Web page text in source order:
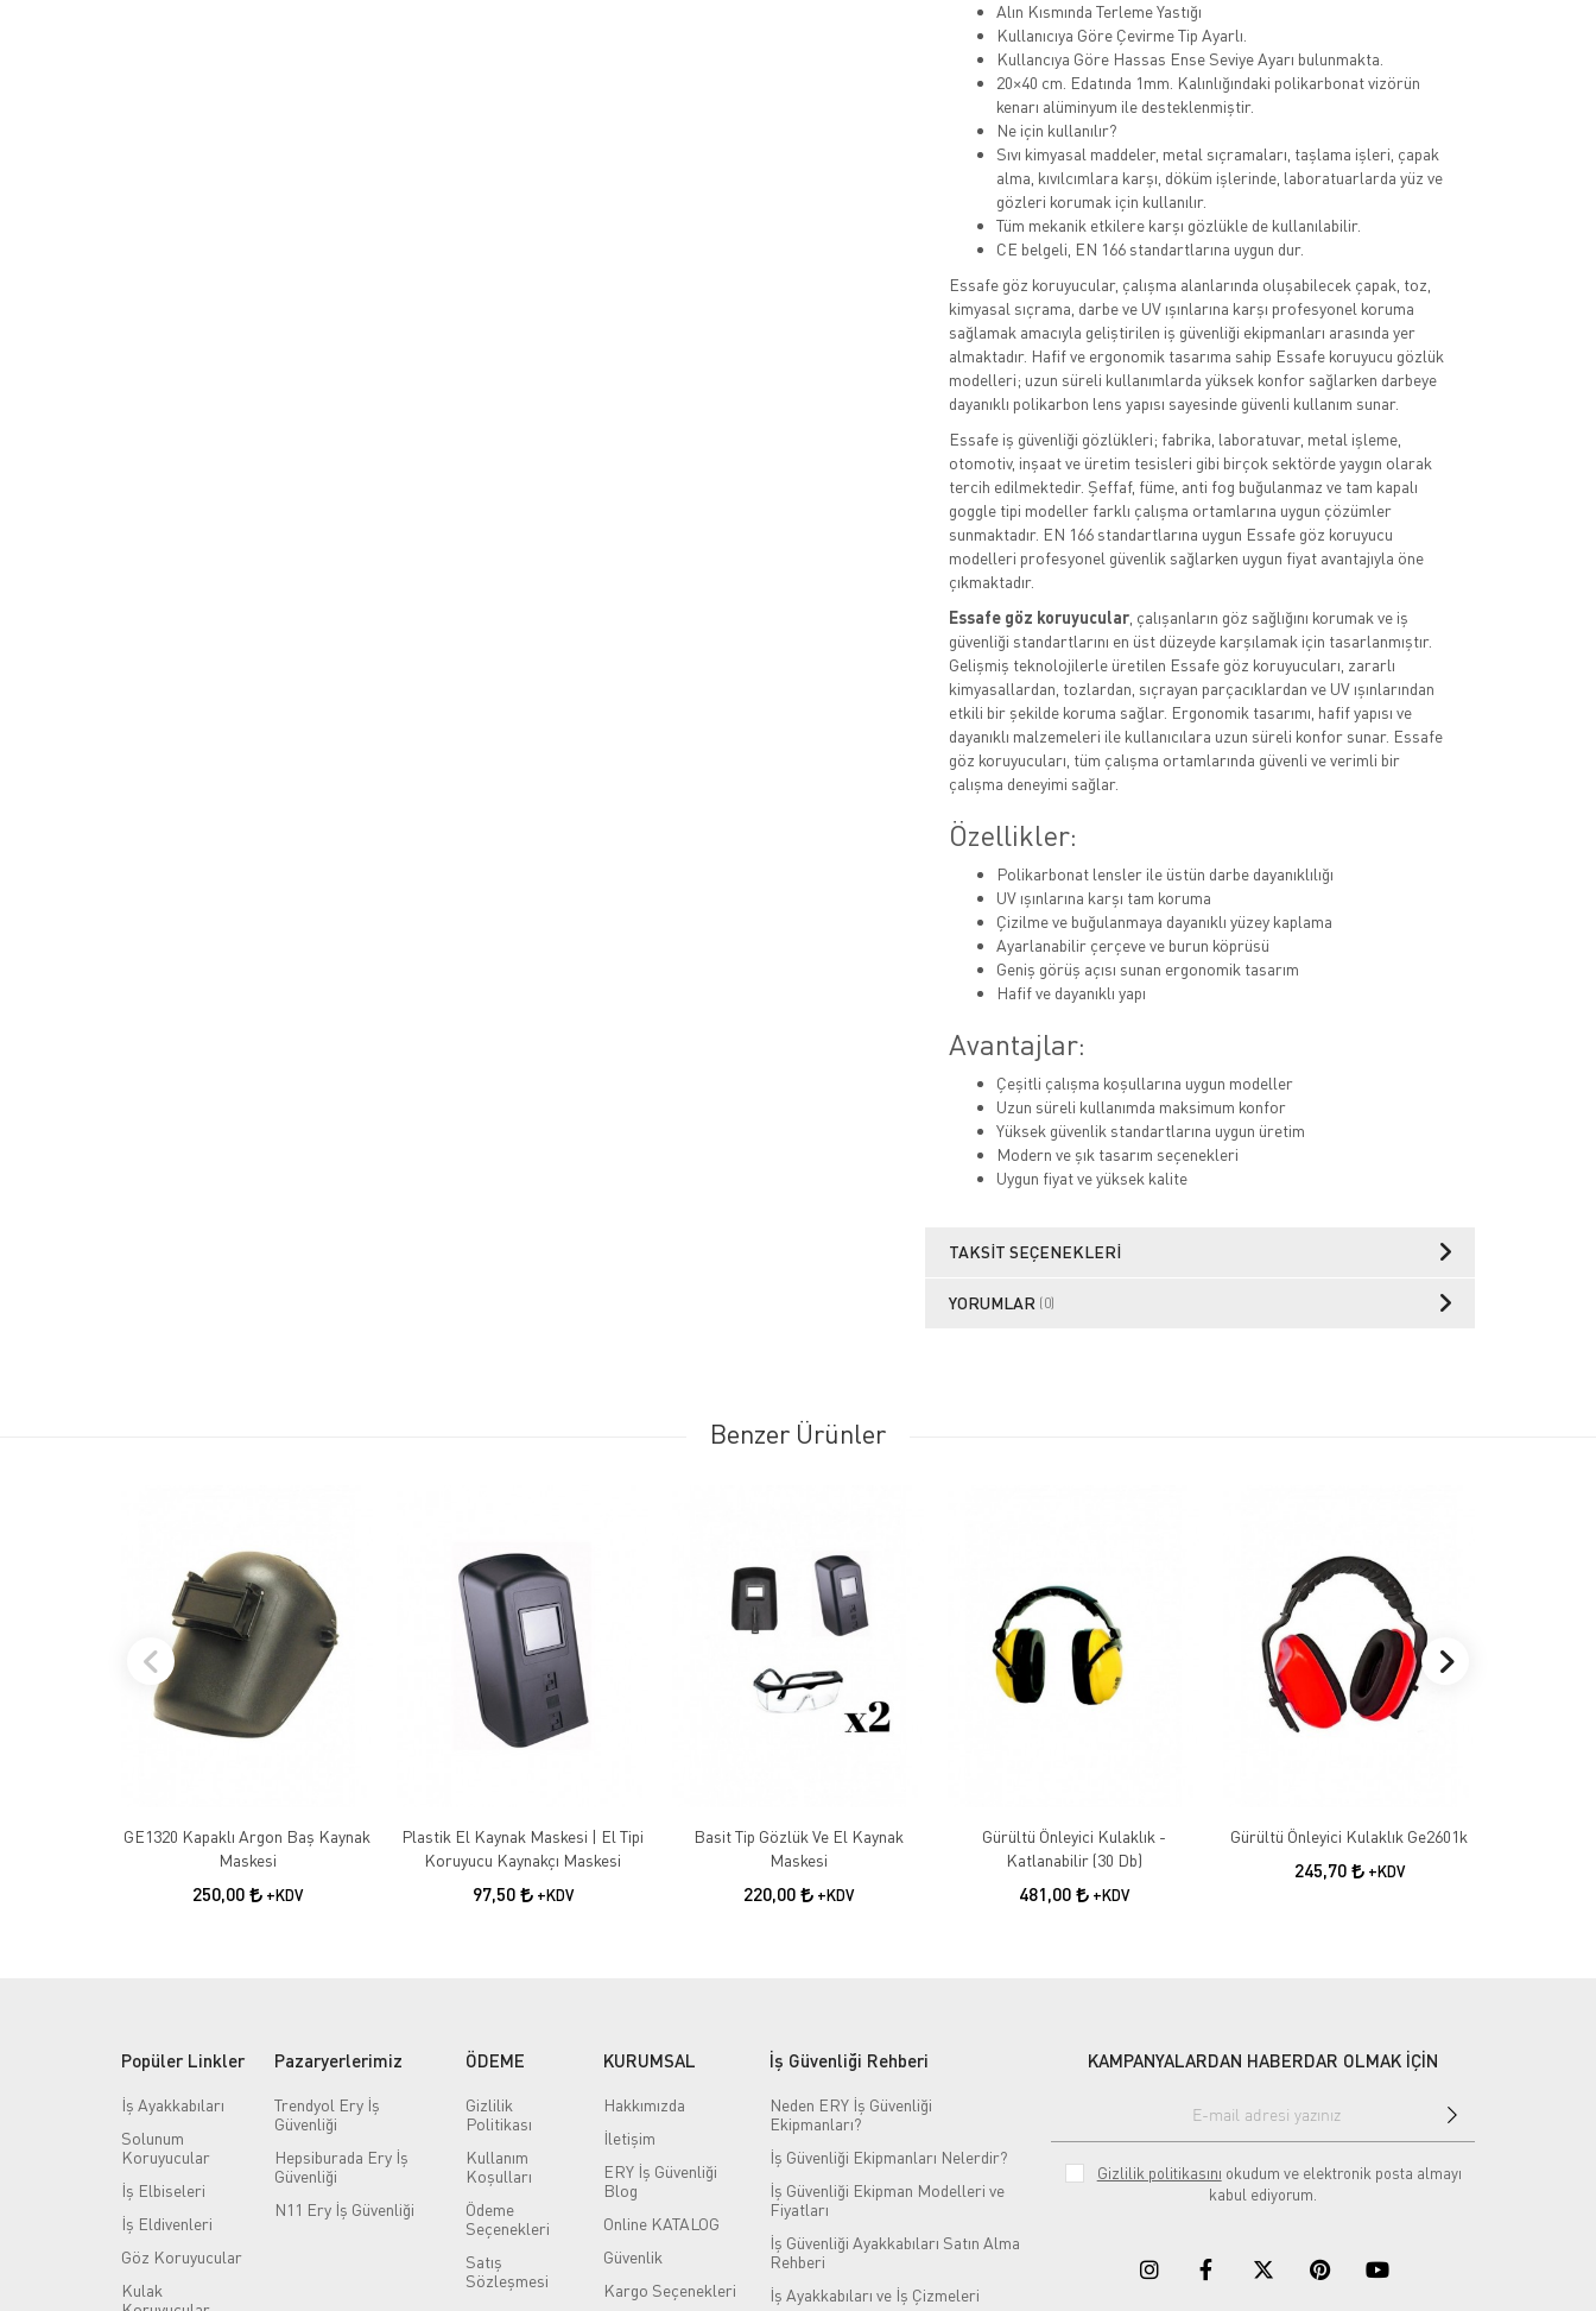
Alın Kısmında Terleme Yastığı
Kullanıcıya Göre Çevirme Tip Ayarlı.
Kullancıya Göre Hassas Ense Seviye Ayarı bulunmakta.
20×40 cm. Edatında 1mm. Kalınlığındaki polikarbonat vizörün
kenarı alüminyum ile desteklenmiştir.
Ne için kullanılır?
Sıvı kimyasal maddeler, metal sıçramaları, taşlama işleri, çapak
alma, kıvılcımlara karşı, döküm işlerinde, laboratuarlarda yüz ve
gözleri korumak için kullanılır.
Tüm mekanik etkilere karşı gözlükle de kullanılabilir.
CE belgeli, EN 166 standartlarına uygun dur.
Essafe göz koruyucular, çalışma alanlarında oluşabilecek çapak, toz,
kimyasal sıçrama, darbe ve UV ışınlarına karşı profesyonel koruma
sağlamak amacıyla geliştirilen iş güvenliği ekipmanları arasında yer
almaktadır. Hafif ve ergonomik tasarıma sahip Essafe koruyucu gözlük
modelleri; uzun süreli kullanımlarda yüksek konfor sağlarken darbeye
dayanıklı polikarbon lens yapısı sayesinde güvenli kullanım sunar.
Essafe iş güvenliği gözlükleri; fabrika, laboratuvar, metal işleme,
otomotiv, inşaat ve üretim tesisleri gibi birçok sektörde yaygın olarak
tercih edilmektedir. Şeffaf, füme, anti fog buğulanmaz ve tam kapalı
goggle tipi modeller farklı çalışma ortamlarına uygun çözümler
sunmaktadır. EN 166 standartlarına uygun Essafe göz koruyucu
modelleri profesyonel güvenlik sağlarken uygun fiyat avantajıyla öne
çıkmaktadır.
Essafe göz koruyucular, çalışanların göz sağlığını korumak ve iş
güvenliği standartlarını en üst düzeyde karşılamak için tasarlanmıştır.
Gelişmiş teknolojilerle üretilen Essafe göz koruyucuları, zararlı
kimyasallardan, tozlardan, sıçrayan parçacıklardan ve UV ışınlarından
etkili bir şekilde koruma sağlar. Ergonomik tasarımı, hafif yapısı ve
dayanıklı malzemeleri ile kullanıcılara uzun süreli konfor sunar. Essafe
göz koruyucuları, tüm çalışma ortamlarında güvenli ve verimli bir
çalışma deneyimi sağlar.
Özellikler:
Polikarbonat lensler ile üstün darbe dayanıklılığı
UV ışınlarına karşı tam koruma
Çizilme ve buğulanmaya dayanıklı yüzey kaplama
Ayarlanabilir çerçeve ve burun köprüsü
Geniş görüş açısı sunan ergonomik tasarım
Hafif ve dayanıklı yapı
Avantajlar:
Çeşitli çalışma koşullarına uygun modeller
Uzun süreli kullanımda maksimum konfor
Yüksek güvenlik standartlarına uygun üretim
Modern ve şık tasarım seçenekleri
Uygun fiyat ve yüksek kalite
TAKSIT SEÇENEKLERI
YORUMLAR (0)
Benzer Ürünler
GE1320 Kapaklı Argon Baş Kaynak
Maskesi
250,00 +KDV
Plastik El Kaynak Maskesi | El Tipi
Koruyucu Kaynakçı Maskesi
97,50 +KDV
Basit Tip Gözlük Ve El Kaynak
Maskesi
220,00 +KDV
Gürültü Önleyici Kulaklık -
Katlanabilir (30 Db)
481,00 +KDV
Gürültü Önleyici Kulaklık Ge2601k
245,70 +KDV
Popüler Linkler
İş Ayakkabıları
Solunum
Koruyucular
İş Elbiseleri
İş Eldivenleri
Göz Koruyucular
Kulak
Pazaryerlerimiz
Trendyol Ery İş
Güvenliği
Hepsiburada Ery İş
Güvenliği
N11 Ery İş Güvenliği
ÖDEME
Gizlilik
Politikası
Kullanım
Koşulları
Ödeme
Seçenekleri
Satış
Sözleşmesi
KURUMSAL
Hakkımızda
İletişim
ERY İş Güvenliği
Blog
Online KATALOG
Güvenlik
Kargo Seçenekleri
İş Güvenliği Rehberi
Neden ERY İş Güvenliği
Ekipmanları?
İş Güvenliği Ekipmanları Nelerdir?
İş Güvenliği Ekipman Modelleri ve
Fiyatları
İş Güvenliği Ayakkabıları Satın Alma
Rehberi
İş Ayakkabıları ve İş Çizmeleri
KAMPANYALARDAN HABERDAR OLMAK İÇİN
Gizlilik politikasını okudum ve elektronik posta almayı
kabul ediyorum.